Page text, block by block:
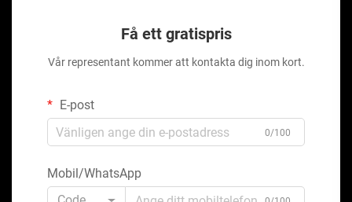
Få ett gratispris
Vår representant kommer att kontakta dig inom kort.
E-post
0/100
Mobil/WhatsApp